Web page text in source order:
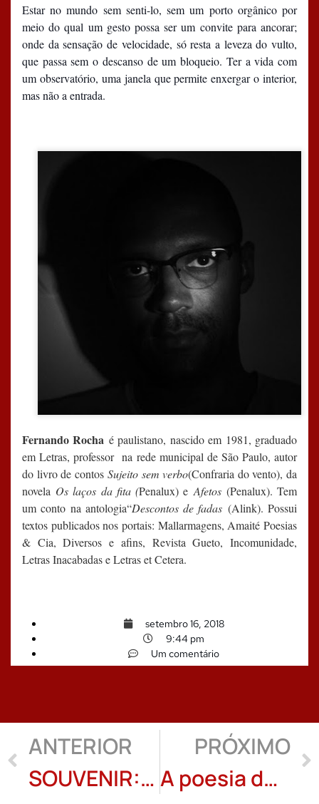
Estar no mundo sem senti-lo, sem um porto orgânico por
meio do qual um gesto possa ser um convite para ancorar;
onde da sensação de velocidade, só resta a leveza do vulto,
que passa sem o descanso de um bloqueio. Ter a vida com
um observatório, uma janela que permite enxergar o interior,
mas não a entrada.
Fernando Rocha é paulistano, nascido em 1981, graduado
em Letras, professor na rede municipal de São Paulo, autor
do livro de contosSujeito sem verbo(Confraria do vento), da
novela Os laços da fita (Penalux) e Afetos(Penalux). Tem
um conto na antologia“Descontos de fadas (Alink). Possui
textos publicados nos portais: Mallarmagens, Amaité Poesias
& Cia, Diversos e afins, Revista Gueto, Incomunidade,
Letras Inacabadas e Letras et Cetera.
setembro 16, 2018
9:44 pm
Um comentário
ANTERIOR
SOUVENIR: Tereza Duzai
PRÓXIMO
A poesia de Carlos Pessoa Rosa